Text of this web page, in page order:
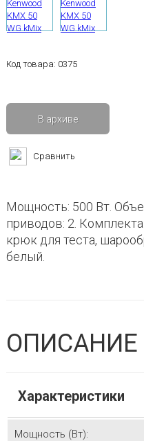
Код товара: 0375
В архиве
Сравнить
Мощность: 500 Вт.
приводов: 2.
крюк для теста,
белый.
ОПИСАНИЕ
Характеристики
Мощность (Вт):